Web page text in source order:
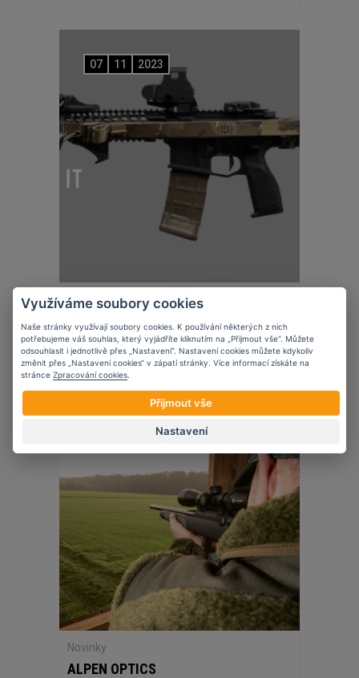
07 11 2023
Novinky
Edgar Sherman Design
2023
Novinky
ALPEN OPTICS
Využíváme soubory cookies
Naše stránky využívají soubory cookies. K používání některých z nich
potřebujeme váš souhlas, který vyjádříte kliknutím na „Přijmout vše“. Můžete
odsouhlasit i jednotlivě přes „Nastavení“. Nastavení cookies můžete kdykoliv
změnit přes „Nastavení cookies“ v zápatí stránky. Více informací získáte na
stránce Zpracování cookies
Přijmout vše
Nastavení